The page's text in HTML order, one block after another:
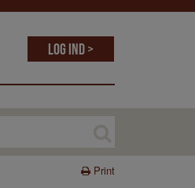
Log ind >
Print